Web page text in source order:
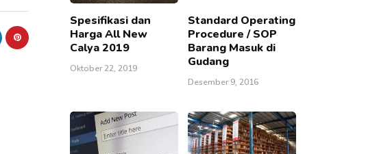
Spesifikasi dan
Harga All New
Calya 2019
Oktober 22, 2019
Standard Operating
Procedure / SOP
Barang Masuk di
Gudang
Desember 9, 2016